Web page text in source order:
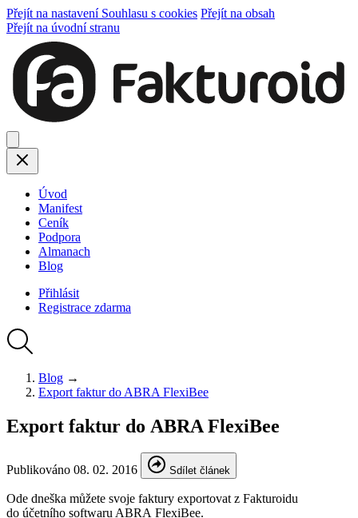
Přejít na nastavení Souhlasu s cookies Přejít na obsah
Přejít na úvodní stranu
Úvod
Manifest
Ceník
Podpora
Almanach
Blog
Přihlásit
Registrace zdarma
Blog →
Export faktur do ABRA FlexiBee
Export faktur do ABRA FlexiBee
Publikováno 08. 02. 2016 Sdílet článek
Ode dneška můžete svoje faktury exportovat z Fakturoidu
do účetního softwaru ABRA FlexiBee.